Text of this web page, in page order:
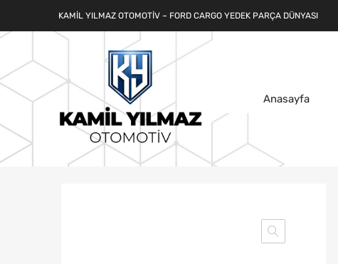
KAMIL YILMAZ OTOMOTIV – FORD CARGO YEDEK PARÇA DÜNYASI
Anasayfa